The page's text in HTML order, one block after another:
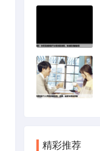
精彩推荐